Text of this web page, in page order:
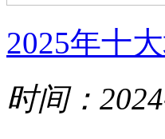
2025年十
时间：